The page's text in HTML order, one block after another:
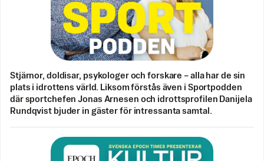
Stjärnor, doldisar, psykologer och forskare – alla har de sin
plats i idrottens värld. Liksom förstås även i Sportpodden
där sportchefen Jonas Arnesen och idrottsprofilen Danijela
Rundqvist bjuder in gäster för intressanta samtal.